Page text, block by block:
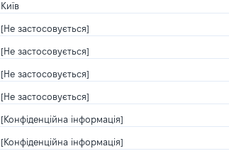
Київ
[Не застосовується]
[Не застосовується]
[Не застосовується]
[Не застосовується]
[Конфіденційна інформація]
[Конфіденційна інформація]